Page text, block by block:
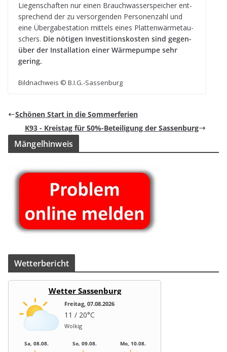
Lie­gen­schaf­ten nur einen Brauch­was­ser­spei­cher ent­
spre­chend der zu ver­sor­gen­den Per­so­nen­zahl und
eine Über­ga­be­sta­tion mit­tels eines Plat­ten­wär­me­tau­
schers. Die nöti­gen Inves­ti­ti­ons­kos­ten sind gegen­
über der Instal­la­tion einer Wär­me­pumpe sehr
gering.
Bild­nach­weis © B.I.G.-Sassenburg
Schö­nen Start in die Sommerferien
K93 - Kreis­tag für 50%-Beteiligung der Sassenburg
Män­gel­hin­weis
Wet­ter­be­richt
Wetter Sassenburg
Freitag, 07.08.2026
11 / 20°C
Wolkig
Sa, 08.08. So, 09.08. Mo, 10.08.